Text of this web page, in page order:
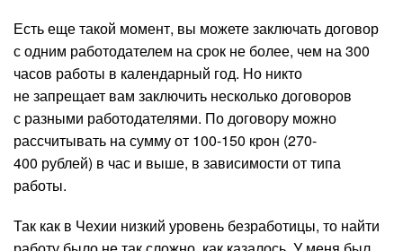
Есть еще такой момент, вы можете заключать договор
с одним работодателем на срок не более, чем на 300
часов работы в календарный год. Но никто
не запрещает вам заключить несколько договоров
с разными работодателями. По договору можно
рассчитывать на сумму от 100-150 крон (270-
400 рублей) в час и выше, в зависимости от типа
работы.
Так как в Чехии низкий уровень безработицы, то найти